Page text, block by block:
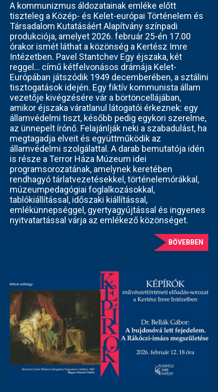
A kommunizmus áldozatainak emléke előtt
tiszteleg a Közép- és Kelet-európai Történelem és
Társadalom Kutatásáért Alapítvány színpadi
produkciója, amelyet 2026. február 25-én 17.00
órakor ismét láthat a közönség a Kertész Imre
Intézetben. Pavel Stantchev Egy éjszaka, két
reggel… című kétfelvonásos drámája Kelet-
Európában játszódik 1949 decemberében, a sztálini
tisztogatások idején. Egy fiktív kommunista állam
vezetője kivégzésére vár a börtöncellájában,
amikor éjszaka váratlanul látogatói érkeznek: egy
államvédelmi tiszt, később pedig egykori szerelme,
az ünnepelt írónő. Felajánlják neki a szabadulást, ha
megtagadja elveit és együttműködik az
államvédelmi szolgálattal. A darab bemutatója idén
is része a Terror Háza Múzeum idei
programsorozatának, amelynek keretében
rendhagyó tárlatvezetésekkel, történelemórákkal,
múzeumpedagógiai foglalkozásokkal,
tablókiállítással, időszaki kiállítással,
emlékünnepséggel, gyertyagyújtással és ingyenes
nyitvatartással várja az emlékező közönséget.
BŐVEBBEN